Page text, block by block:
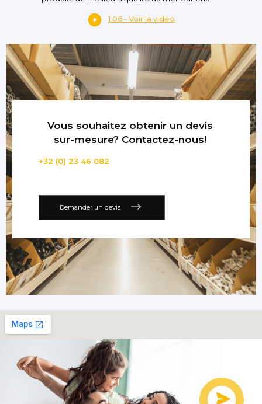
1:06 - Voir la vidéo
Vous souhaitez obtenir un devis
sur-mesure? Contactez-nous!
+32 (0) 23 46 082
Demander un devis